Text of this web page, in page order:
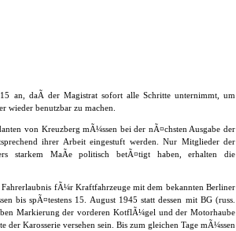
an, daÃ der Magistrat sofort alle Schritte unternimmt, um
wieder benutzbar zu machen.
von Kreuzberg mÃ¼ssen bei der nÃ¤chsten Ausgabe der
ihrer Arbeit eingestuft werden. Nur Mitglieder der
starkem MaÃe politisch betÃ¤tigt haben, erhalten die
fÃ¼r Kraftfahrzeuge mit dem bekannten Berliner
bis spÃ¤testens 15. August 1945 statt dessen mit BG (russ.
Markierung der vorderen KotflÃ¼gel und der Motorhaube
der Karosserie versehen sein. Bis zum gleichen Tage mÃ¼ssen